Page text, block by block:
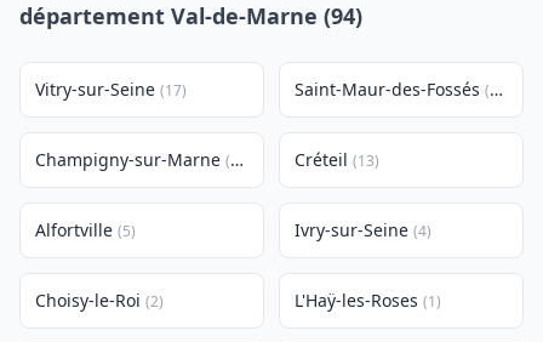
département Val-de-Marne (94)
Vitry-sur-Seine (17) Saint-Maur-des-Fossés (16)
Champigny-sur-Marne (14) Créteil (13)
Alfortville (5) Ivry-sur-Seine (4)
Choisy-le-Roi (2) L'Haÿ-les-Roses (1)